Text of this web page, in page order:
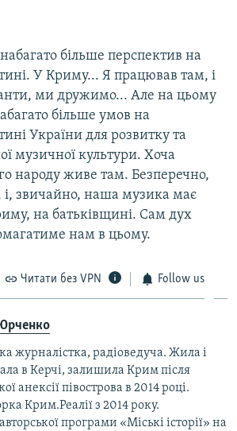
більше перспектив на
У Криму... Я працював там, і
ми дружимо... Але на цьому
більше умов на
України для розвитку та
музичної культури. Хоча
народу живе там. Безперечно,
звичайно, наша музика має
на батьківщині. Сам дух
нам в цьому.
Читати без VPN Follow us
журналістка, радіоведуча. Жила і
в Керчі, залишила Крим після
анексії півострова в 2014 році.
Крим.Реалії з 2014 року.
програми «Міські історії» на